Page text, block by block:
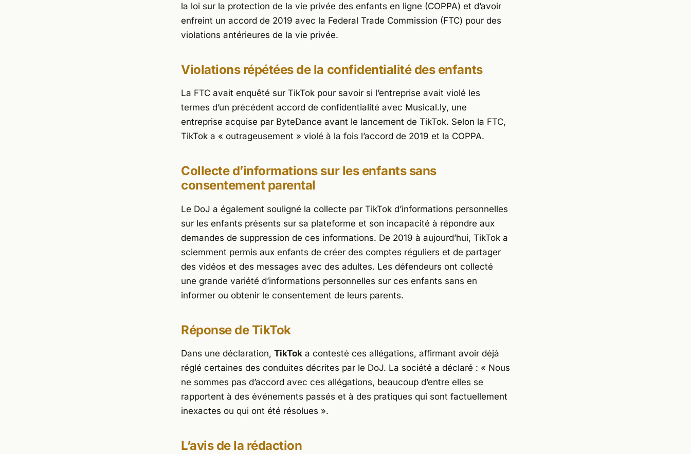
la loi sur la protection de la vie privée des enfants en ligne (COPPA) et d’avoir
enfreint un accord de 2019 avec la Federal Trade Commission (FTC) pour des
violations antérieures de la vie privée.
Violations répétées de la confidentialité des enfants
La FTC avait enquêté sur TikTok pour savoir si l’entreprise avait violé les
termes d’un précédent accord de confidentialité avec Musical.ly, une
entreprise acquise par ByteDance avant le lancement de TikTok. Selon la FTC,
TikTok a « outrageusement » violé à la fois l’accord de 2019 et la COPPA.
Collecte d’informations sur les enfants sans
consentement parental
Le DoJ a également souligné la collecte par TikTok d’informations personnelles
sur les enfants présents sur sa plateforme et son incapacité à répondre aux
demandes de suppression de ces informations. De 2019 à aujourd’hui, TikTok a
sciemment permis aux enfants de créer des comptes réguliers et de partager
des vidéos et des messages avec des adultes. Les défendeurs ont collecté
une grande variété d’informations personnelles sur ces enfants sans en
informer ou obtenir le consentement de leurs parents.
Réponse de TikTok
Dans une déclaration, TikTok a contesté ces allégations, affirmant avoir déjà
réglé certaines des conduites décrites par le DoJ. La société a déclaré : « Nous
ne sommes pas d’accord avec ces allégations, beaucoup d’entre elles se
rapportent à des événements passés et à des pratiques qui sont factuellement
inexactes ou qui ont été résolues ».
L’avis de la rédaction